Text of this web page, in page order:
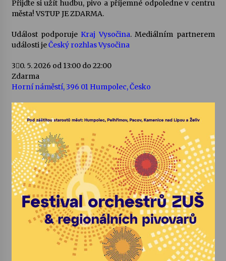
14. 7. 2026
Za kulturou kousek za Humpolec. V Želivě ožije
13. 7. 2026
Varhanní recitál Michala Novenka v Klášteře
Želiv
3. 7. 2026
Petr Adamec – Malovaný svět
30. 6. 2026
Přijďte si užít hudbu, pivo a příjemné odpoledne v centru
města! VSTUP JE ZDARMA.
Událost podporuje Kraj Vysočina. Mediálním partnerem
události jeČeský rozhlas Vysočina
3 0. 5. 2026 od 13:00 do 22:00
Zdarma
Horní náměstí, 396 01 Humpolec, Česko